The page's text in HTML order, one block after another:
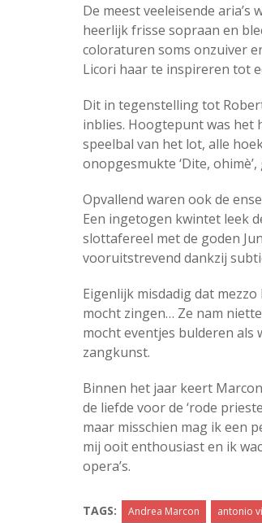
De meest veeleisende
heerlijk frisse sopraan en
coloraturen soms onzuiver
Licori haar te inspireren tot
Dit in tegenstelling tot
inblies. Hoogtepunt was het
speelbal van het lot, alle
onopgesmukte ‘Dite,
Opvallend waren ook de
Een ingetogen kwintet leek
slottafereel met de goden
vooruitstrevend dankzij
Eigenlijk misdadig dat
mocht zingen… Ze nam
mocht eventjes bulderen als
zangkunst.
Binnen het jaar keert
de liefde voor de ‘rode
maar misschien mag ik een
mij ooit enthousiast en ik
opera’s.
TAGS: Andrea Marcon antonio